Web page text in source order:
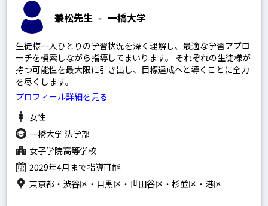
女子学院高等学校
筑波大学附属駒場高等学校
渋谷教育学園幕張高等学校
灘高等学校
SAPIX
日能研
早稲田アカデミー
兼松先生 - 一橋大学
生徒様一人ひとりの学習状況を深く理解し、最適な学習アプロ
ーチを模索しながら指導してまいります。 それぞれの生徒様が
持つ可能性を最大限に引き出し、目標達成へと導くことに全力
を尽くします。
プロフィール詳細を見る
女性
一橋大学 法学部
女子学院高等学校
2029年4月まで指導可能
東京都・渋谷区・目黒区・世田谷区・杉並区・港区
選択する